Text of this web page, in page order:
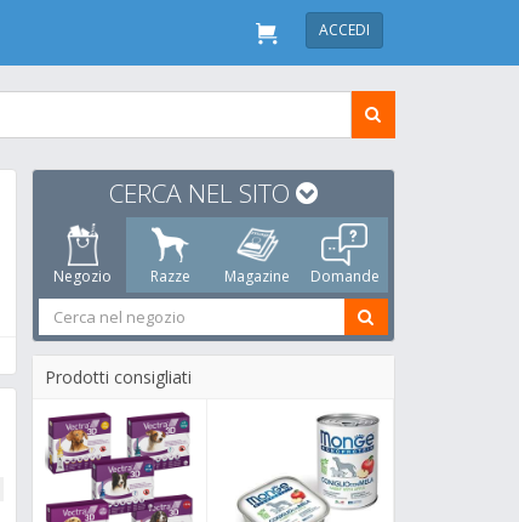
ACCEDI
CERCA NEL SITO
Negozio Razze Magazine Domande
Prodotti consigliati